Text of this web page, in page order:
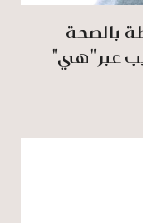
بالصحة
عبر "هي"